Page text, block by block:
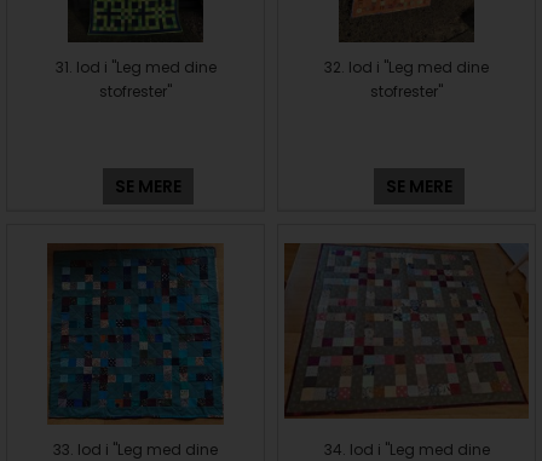
31. lod i "Leg med dine
stofrester"
SE MERE
32. lod i "Leg med dine
stofrester"
SE MERE
33. lod i "Leg med dine
34. lod i "Leg med dine